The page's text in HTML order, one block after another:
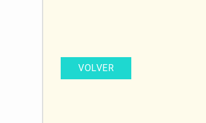
VOLVER